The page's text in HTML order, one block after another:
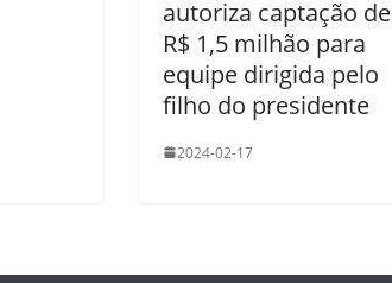
autoriza captação de
R$ 1,5 milhão para
equipe dirigida pelo
filho do presidente
2024-02-17